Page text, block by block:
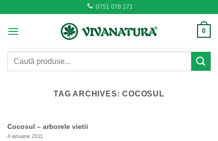
content
0751 078 171
0
Caută
TAG ARCHIVES:COCOSUL
Cocosul – arborele vietii
4 ianuarie 2011